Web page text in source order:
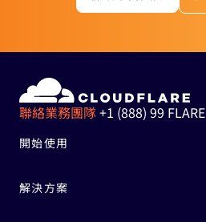
聯絡業務團隊+1 (888) 99 FLARE
開始使用
解決方案